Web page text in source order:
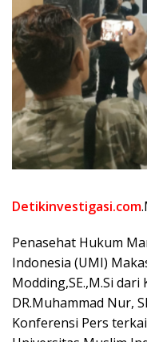
Detikinvestigasi.com
Penasehat Hukum
Indonesia (UMI)
Modding,SE.,M.Si
DR.Muhammad Nur,
Konferensi Pers